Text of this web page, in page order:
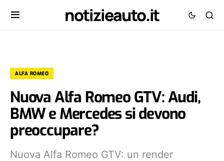
notizieauto.it
ALFA ROMEO
Nuova Alfa Romeo GTV: Audi,
BMW e Mercedes si devono
preoccupare?
Nuova Alfa Romeo GTV: un render